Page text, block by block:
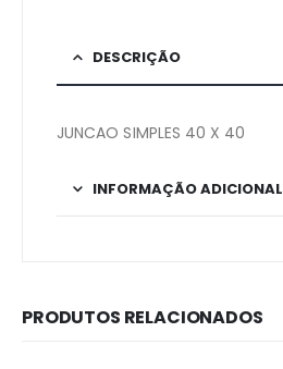
DESCRIÇÃO
JUNCAO SIMPLES 40 X 40
INFORMAÇÃO ADICIONAL
PRODUTOS RELACIONADOS